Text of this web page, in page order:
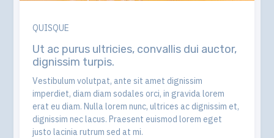
QUISQUE
Ut ac purus ultricies, convallis dui auctor,
dignissim turpis.
Vestibulum volutpat, ante sit amet dignissim
imperdiet, diam diam sodales orci, in gravida lorem
erat eu diam. Nulla lorem nunc, ultrices ac dignissim et,
dignissim nec lacus. Praesent euismod lorem eget
justo lacinia rutrum sed at mi.